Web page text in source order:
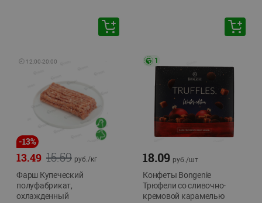
🕘 12:00-20:00
-13%
15.59
13.49 руб./кг
Фарш Купеческий
полуфабрикат,
охлажденный
1
18.09 руб./шт
Конфеты Bongenie
Трюфели со сливочно-
кремовой карамелью